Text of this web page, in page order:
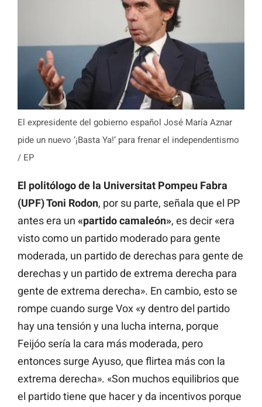
El expresidente del gobierno español José María Aznar
pide un nuevo ‘¡Basta Ya!’ para frenar el independentismo
/ EP
El politólogo de la Universitat Pompeu Fabra
(UPF) Toni Rodon, por su parte, señala que el PP
antes era un «partido camaleón», es decir «era
visto como un partido moderado para gente
moderada, un partido de derechas para gente de
derechas y un partido de extrema derecha para
gente de extrema derecha». En cambio, esto se
rompe cuando surge Vox «y dentro del partido
hay una tensión y una lucha interna, porque
Feijóo sería la cara más moderada, pero
entonces surge Ayuso, que flirtea más con la
extrema derecha». «Son muchos equilibrios que
el partido tiene que hacer y da incentivos porque